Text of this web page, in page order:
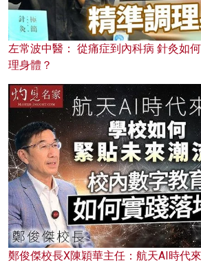
左常波中醫： 從痛症到內科病 針灸如
理身體？
鄭俊傑校長X陳穎華主任：航天AI時代